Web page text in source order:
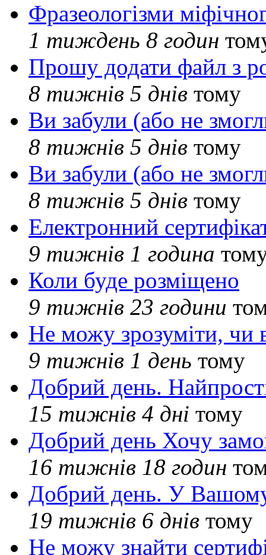
Фразеологізми
1 тиждень 8 годин
Прошу додати файл з
8 тижнів 5 днів тому
Ви забули (або не
8 тижнів 5 днів тому
Ви забули (або не
8 тижнів 5 днів тому
Електронний
9 тижнів 1 година
Коли буде розміщено
9 тижнів 23 години
Не можу зрозуміти, чи
9 тижнів 1 день тому
Добрий день.
15 тижнів 4 дні тому
Добрий день Хочу
16 тижнів 18 годин
Добрий день. У Вашому
19 тижнів 6 днів тому
Не можу знайти